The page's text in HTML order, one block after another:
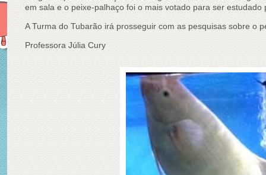
em sala e o peixe-palhaço foi o mais votado para ser estudado
A Turma do Tubarão irá prosseguir com as pesquisas sobre o
Professora Júlia Cury